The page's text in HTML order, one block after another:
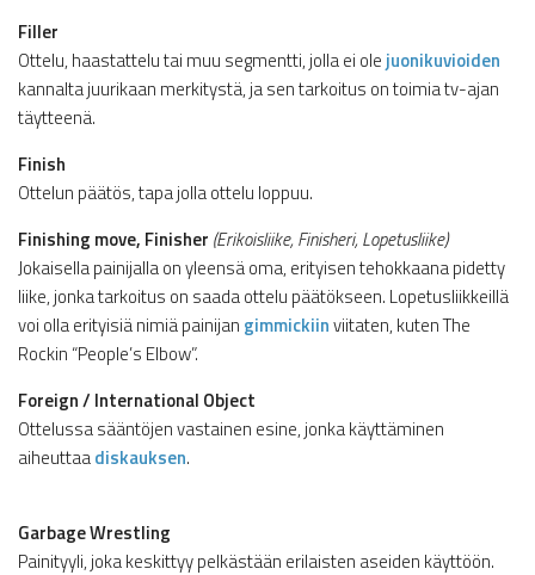
Filler
Ottelu, haastattelu tai muu segmentti, jolla ei olejuonikuvioiden
kannalta juurikaan merkitystä, ja sen tarkoitus on toimia tv-ajan
täytteenä.
Finish
Ottelun päätös, tapa jolla ottelu loppuu.
Finishing move, Finisher (Erikoisliike, Finisheri, Lopetusliike)
Jokaisella painijalla on yleensä oma, erityisen tehokkaana pidetty
liike, jonka tarkoitus on saada ottelu päätökseen. Lopetusliikkeillä
voi olla erityisiä nimiä painijan gimmickiinviitaten, kuten The
Rockin “People’s Elbow”.
Foreign / International Object
Ottelussa sääntöjen vastainen esine, jonka käyttäminen
aiheuttaadiskauksen.
Garbage Wrestling
Painityyli, joka keskittyy pelkästään erilaisten aseiden käyttöön.